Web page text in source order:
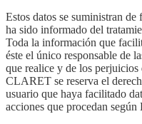
Estos datos se suministran
ha sido informado del
Toda la información que
éste el único responsable de
que realice y de los
CLARET se reserva el
usuario que haya facilitado
acciones que procedan según